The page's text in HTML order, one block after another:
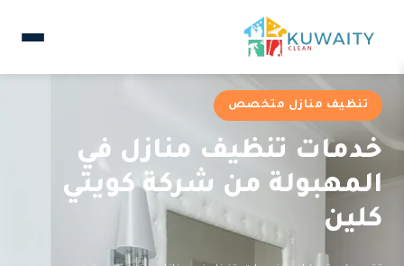
تنظيف منازل متخصص
خدمات تنظيف منازل في
المهبولة من شركة كويتي
كلين